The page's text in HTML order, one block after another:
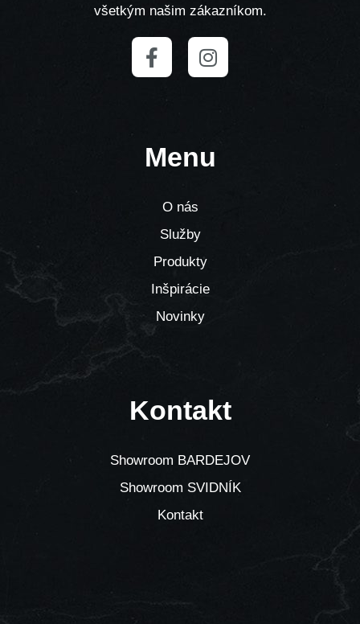
všetkým našim zákazníkom.
Menu
O nás
Služby
Produkty
Inšpirácie
Novinky
Kontakt
Showroom BARDEJOV
Showroom SVIDNÍK
Kontakt